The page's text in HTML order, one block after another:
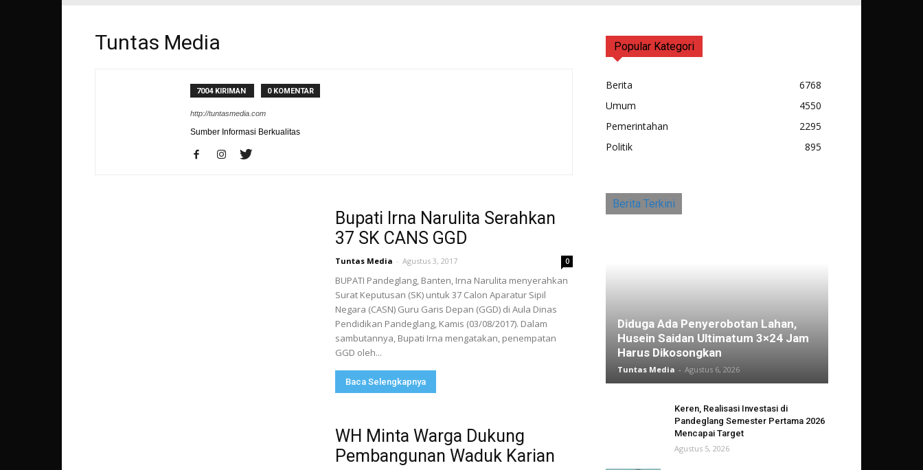
Tuntas Media
7004 KIRIMAN 0 KOMENTAR
http://tuntasmedia.com
Sumber Informasi Berkualitas
Bupati Irna Narulita Serahkan
37 SK CANS GGD
Tuntas Media - Agustus 3, 2017 0
BUPATI Pandeglang, Banten, Irna Narulita menyerahkan
Surat Keputusan (SK) untuk 37 Calon Aparatur Sipil
Negara (CASN) Guru Garis Depan (GGD) di Aula Dinas
Pendidikan Pandeglang, Kamis (03/08/2017). Dalam
sambutannya, Bupati Irna mengatakan, penempatan
GGD oleh...
Baca Selengkapnya
WH Minta Warga Dukung
Pembangunan Waduk Karian
Popular Kategori
Berita
6768
Umum
4550
Pemerintahan
2295
Politik
895
Berita Terkini
Diduga Ada Penyerobotan Lahan,
Husein Saidan Ultimatum 3×24 Jam
Harus Dikosongkan
Tuntas Media - Agustus 6, 2026
Keren, Realisasi Investasi di
Pandeglang Semester Pertama 2026
Mencapai Target
Agustus 5, 2026